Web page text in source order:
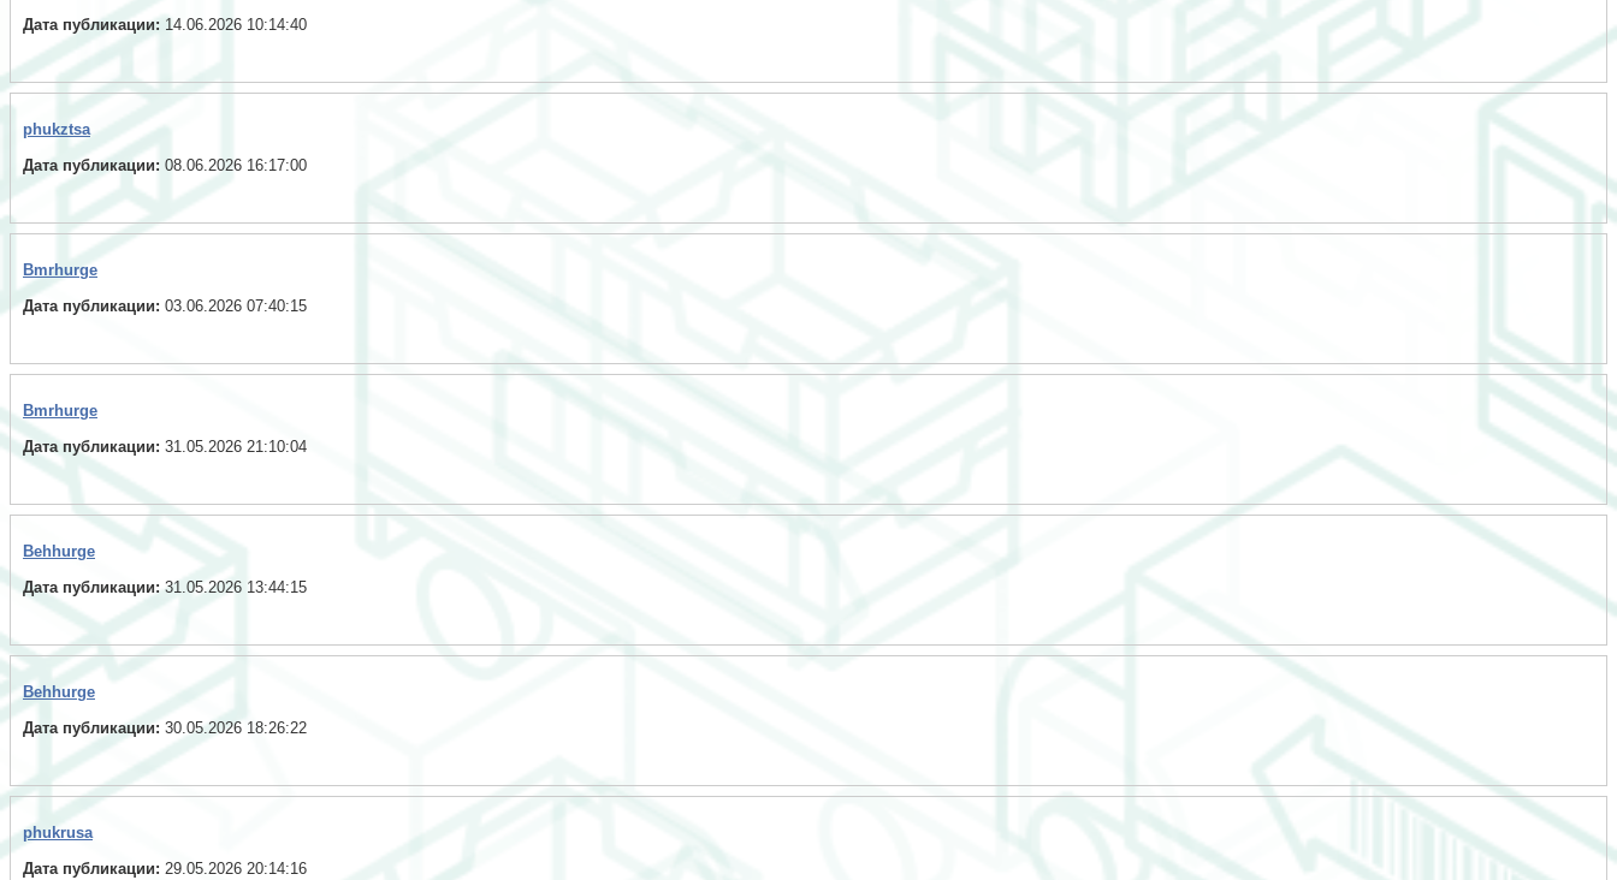
Дата публикации: 14.06.2026 10:14:40
phukztsa
Дата публикации: 08.06.2026 16:17:00
Bmrhurge
Дата публикации: 03.06.2026 07:40:15
Bmrhurge
Дата публикации: 31.05.2026 21:10:04
Behhurge
Дата публикации: 31.05.2026 13:44:15
Behhurge
Дата публикации: 30.05.2026 18:26:22
phukrusa
Дата публикации: 29.05.2026 20:14:16